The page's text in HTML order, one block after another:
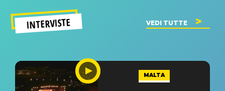
INTERVISTE VEDI TUTTE
MALTA